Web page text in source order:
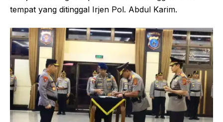
tempat yang ditinggal Irjen Pol. Abdul Karim.